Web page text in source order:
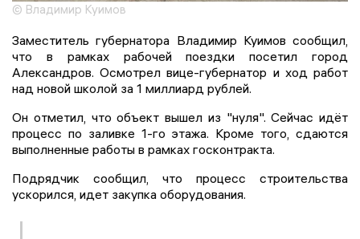
© Владимир Куимов
Заместитель губернатора Владимир Куимов сообщил,
что в рамках рабочей поездки посетил город
Александров. Осмотрел вице-губернатор и ход работ
над новой школой за 1 миллиард рублей.
Он отметил, что объект вышел из "нуля". Сейчас идёт
процесс по заливке 1-го этажа. Кроме того, сдаются
выполненные работы в рамках госконтракта.
Подрядчик сообщил, что процесс строительства
ускорился, идет закупка оборудования.